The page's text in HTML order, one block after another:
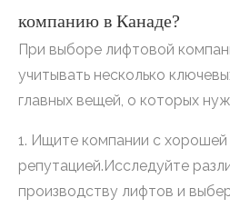
компанию в Канаде?
При выборе лифтовой
учитывать несколько
главных вещей, о которых
1. Ищите компании с хорошей
репутацией.Исследуйте
производству лифтов и